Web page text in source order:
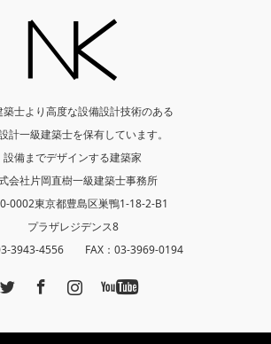
築士より高度な設備設計技術のある
計一級建築士を保有しています。
設備までデザインする建築家
会社片岡直樹一級建築士事務所
0002東京都豊島区巣鴨1-18-2-B1
プラザレジデンス8
3943-4556 FAX：03-3969-0194